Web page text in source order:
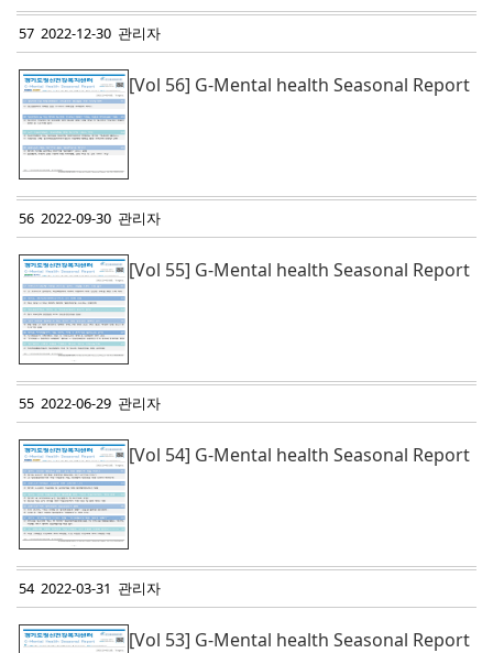
57 2022-12-30 관리자
[Vol 56] G-Mental health Seasonal Report
56 2022-09-30 관리자
[Vol 55] G-Mental health Seasonal Report
55 2022-06-29 관리자
[Vol 54] G-Mental health Seasonal Report
54 2022-03-31 관리자
[Vol 53] G-Mental health Seasonal Report